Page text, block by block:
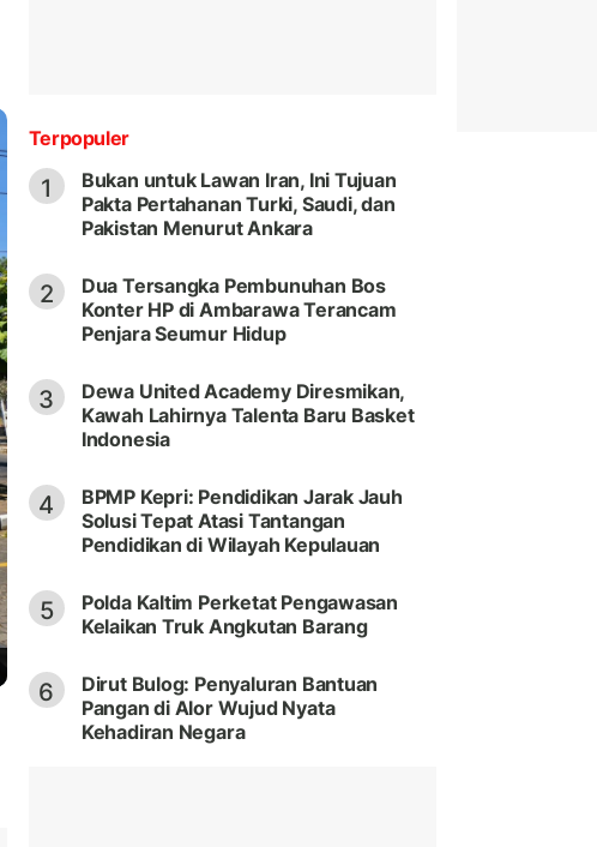
Terpopuler
1
Bukan untuk Lawan Iran, Ini Tujuan
Pakta Pertahanan Turki, Saudi, dan
Pakistan Menurut Ankara
2
Dua Tersangka Pembunuhan Bos
Konter HP di Ambarawa Terancam
Penjara Seumur Hidup
3
Dewa United Academy Diresmikan,
Kawah Lahirnya Talenta Baru Basket
Indonesia
4
BPMP Kepri: Pendidikan Jarak Jauh
Solusi Tepat Atasi Tantangan
Pendidikan di Wilayah Kepulauan
5
Polda Kaltim Perketat Pengawasan
Kelaikan Truk Angkutan Barang
6
Dirut Bulog: Penyaluran Bantuan
Pangan di Alor Wujud Nyata
Kehadiran Negara